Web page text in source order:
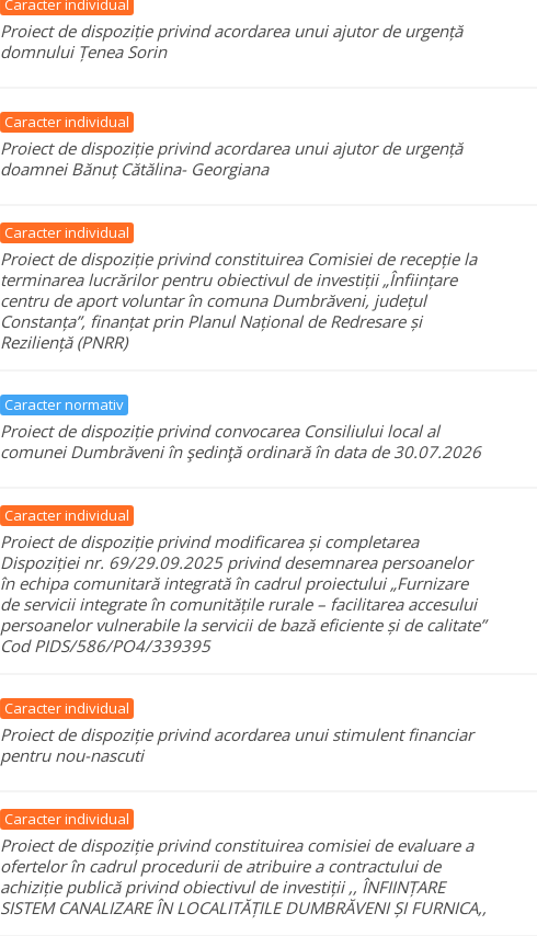
Caracter individual
Proiect de dispoziție privind acordarea unui ajutor de urgență
domnului Țenea Sorin
Caracter individual
Proiect de dispoziție privind acordarea unui ajutor de urgență
doamnei Bănuț Cătălina- Georgiana
Caracter individual
Proiect de dispoziție privind constituirea Comisiei de recepție la
terminarea lucrărilor pentru obiectivul de investiții „Înființare
centru de aport voluntar în comuna Dumbrăveni, județul
Constanța”, finanțat prin Planul Național de Redresare și
Reziliență (PNRR)
Caracter normativ
Proiect de dispoziție privind convocarea Consiliului local al
comunei Dumbrăveni în şedinţă ordinară în data de 30.07.2026
Caracter individual
Proiect de dispoziție privind modificarea și completarea
Dispoziției nr. 69/29.09.2025 privind desemnarea persoanelor
în echipa comunitară integrată în cadrul proiectului „Furnizare
de servicii integrate în comunitățile rurale – facilitarea accesului
persoanelor vulnerabile la servicii de bază eficiente și de calitate”
Cod PIDS/586/PO4/339395
Caracter individual
Proiect de dispoziție privind acordarea unui stimulent financiar
pentru nou-nascuti
Caracter individual
Proiect de dispoziție privind constituirea comisiei de evaluare a
ofertelor în cadrul procedurii de atribuire a contractului de
achiziție publică privind obiectivul de investiții ,, ÎNFIINȚARE
SISTEM CANALIZARE ÎN LOCALITĂȚILE DUMBRĂVENI ȘI FURNICA,,